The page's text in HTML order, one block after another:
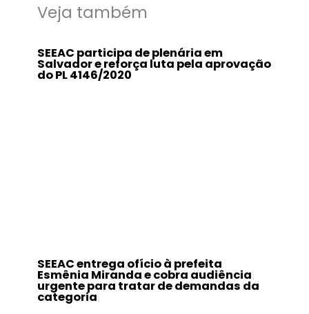
Veja também
SEEAC participa de plenária em
Salvador e reforça luta pela aprovação
do PL 4146/2020
SEEAC entrega ofício à prefeita
Esmênia Miranda e cobra audiência
urgente para tratar de demandas da
categoria